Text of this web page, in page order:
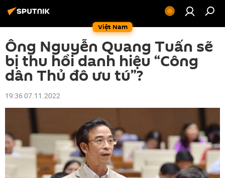
Việt Nam
Ông Nguyễn Quang Tuấn sẽ
bị thu hồi danh hiệu “Công
dân Thủ đô ưu tú”?
19:36 07.11.2022